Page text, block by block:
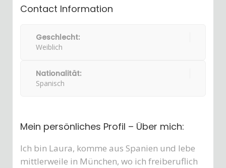
Contact Information
Geschlecht:
Weiblich
Nationalität:
Spanisch
Mein persönliches Profil – Über mich:
Ich bin Laura, komme aus Spanien und lebe
mittlerweile in München, wo ich freiberuflich